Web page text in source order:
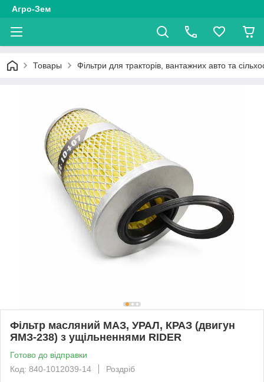
Агро-Зем
Товары Фільтри для тракторів, вантажних авто та
Фільтр масляний МАЗ, УРАЛ, КРАЗ (двигун
ЯМЗ-238) з ущільненнями RIDER
Готово до відправки
Код: 840-1012039-14
Роздріб